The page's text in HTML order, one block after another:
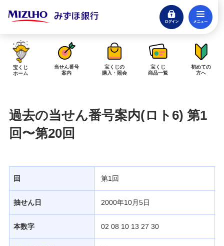
ログイン
閉じる
みずほダイレクトログイン
当せん金の受取方法について
「金額が合わない」「入金されていない」にお答えします。
宝くじホーム
宝くじ
ホーム
当せん番号
案内
宝くじの
購入・照会
宝くじ
商品一覧
初めての
方へ
過去の当せん番号案内(ロト6) 第1
回〜第20回
回 第1回
抽せん日 2000年10月5日
本数字 02 08 10 13 27 30